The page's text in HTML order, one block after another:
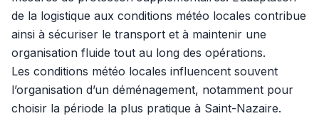
de la logistique aux conditions météo locales contribue
ainsi à sécuriser le transport et à maintenir une
organisation fluide tout au long des opérations.
Les conditions météo locales influencent souvent
l’organisation d’un déménagement, notamment pour
choisir la période la plus pratique à Saint-Nazaire.